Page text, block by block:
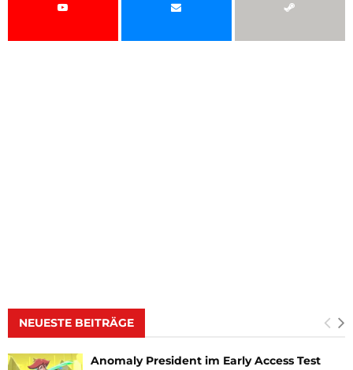
NEUESTE BEITRÄGE
Anomaly President im Early Access Test